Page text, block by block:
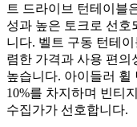
트 드라이브 턴테이블
성과 높은 토크로 선호
니다. 벨트 구동 턴테
렴한 가격과 사용 편
높습니다. 아이들러 휠
10%를 차지하며 빈티
수집가가 선호합니다.